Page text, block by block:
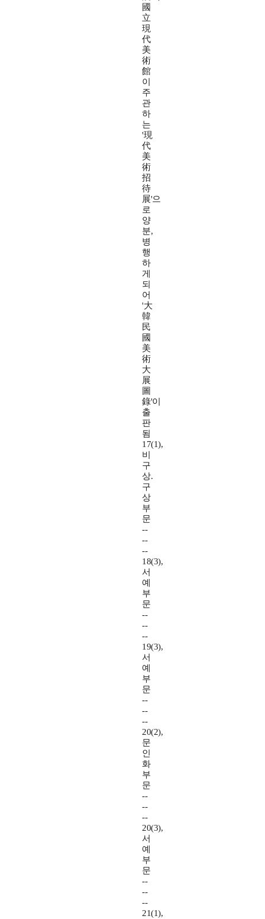
國
立
現
代
美
術
館
이
주
관
하
는
'現
代
美
術
招
待
展'으
로
양
분,
병
행
하
게
되
어
'大
韓
民
國
美
術
大
展
圖
錄'이
출
판
됨
17(1),
비
구
상.
구
상
부
문
--
--
--
18(3),
서
예
부
문
--
--
--
19(3),
서
예
부
문
--
--
--
20(2),
문
인
화
부
문
--
--
--
20(3),
서
예
부
문
--
--
--
21(1),